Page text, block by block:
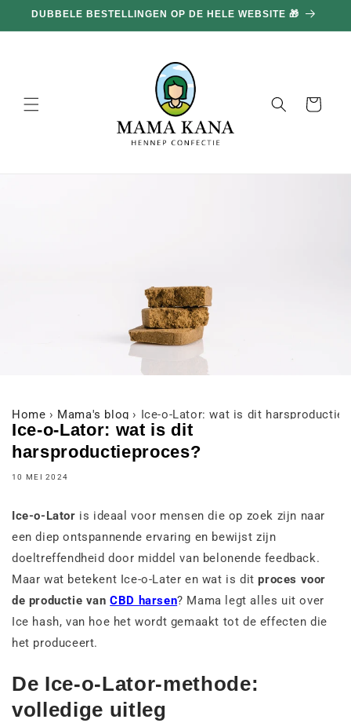
doorgaan
naar
DUBBELE BESTELLINGEN OP DE HELE WEBSITE 🎁
Mand
Home › Mama's blog › Ice-o-Lator: wat is dit
Ice-o-Lator: wat is dit
harsproductieproces?
10 MEI 2024
Ice-o-Lator is ideaal voor mensen die op zoek zijn naar
een diep ontspannende ervaring en bewijst zijn
doeltreffendheid door middel van belonende feedback.
Maar wat betekent Ice-o-Later en wat is ditproces voor
de productie vanCBD harsen? Mama legt alles uit over
Ice hash, van hoe het wordt gemaakt tot de effecten die
het produceert.
De Ice-o-Lator-methode:
volledige uitleg